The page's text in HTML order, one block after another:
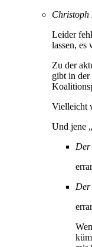
Leider
lassen, es
Zu der
gibt in
Vielleicht
Und jene
Der
Der